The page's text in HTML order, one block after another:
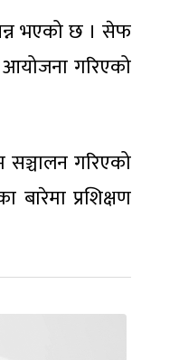
भएको छ । सेफ
गरिएको
सञ्चालन गरिएको
प्रशिक्षण